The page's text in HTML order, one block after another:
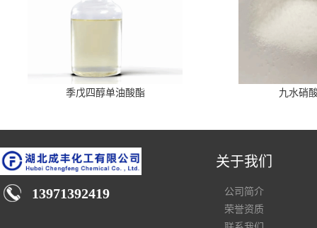
季戊四醇单油酸酯 九水硝
13971392419
关于我们
公司简介
荣誉资质